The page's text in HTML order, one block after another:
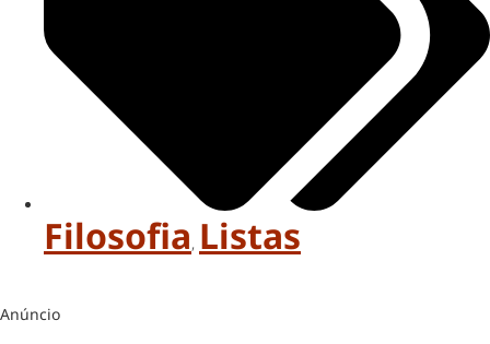
Filosofia, Listas
Anúncio